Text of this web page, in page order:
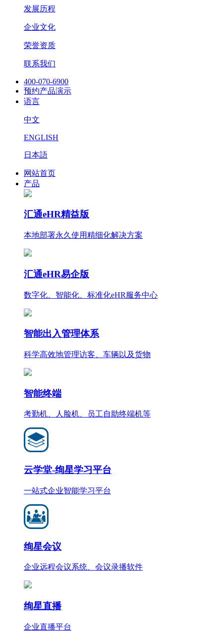
发展历程
企业文化
荣誉资质
联系我们
400-070-6900
预约产品演示
语言
中文
ENGLISH
日本語
网站首页
产品
汇通eHR精益版
本地部署永久使用精细化解决方案
汇通eHR易企版
数字化、智能化、标准化eHR服务中心
智能出入管理体系
科学高效地管理访客、车辆以及货物
智能终端
考勤机、人脸机、员工自助终端机等
云学堂-绚星学习平台
一站式企业智能学习平台
绚星会议
企业远程会议系统、会议录播软件
绚星直播
企业直播平台